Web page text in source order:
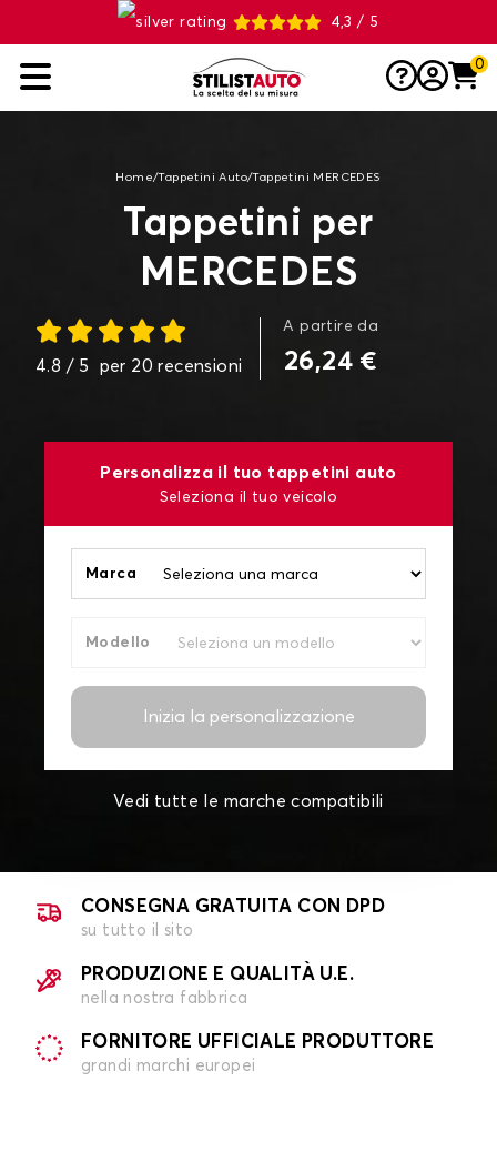
4,3 / 5
0
Home/Tappetini Auto/Tappetini MERCEDES
Tappetini per
MERCEDES
4.8 / 5 per 20 recensioni
A partire da
26,24 €
Personalizza il tuo tappetini auto
Seleziona il tuo veicolo
Marca
Modello
Inizia la personalizzazione
Vedi tutte le marche compatibili
CONSEGNA GRATUITA CON DPD
su tutto il sito
PRODUZIONE E QUALITÀ U.E.
nella nostra fabbrica
FORNITORE UFFICIALE PRODUTTORE
grandi marchi europei